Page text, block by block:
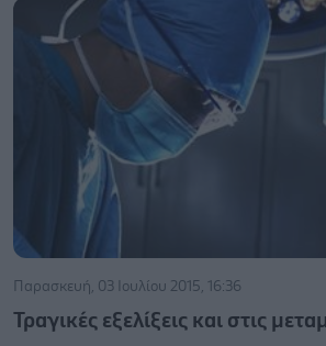
Παρασκευή, 03 Ιουλίου 2015, 16:36
Τραγικές εξελίξεις και στις